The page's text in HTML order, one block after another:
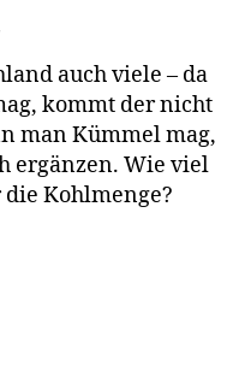
auch viele – da
kommt der nicht
man Kümmel mag,
ergänzen. Wie viel
Kohlmenge?